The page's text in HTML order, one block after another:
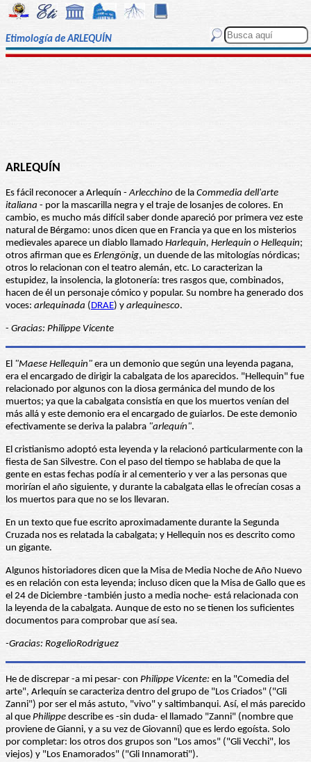
Etimología de ARLEQUÍN
ARLEQUÍN
Es fácil reconocer a Arlequín -Arlecchino de la Commedia dell'arte
italiana - por la mascarilla negra y el traje de losanjes de colores. En
cambio, es mucho más difícil saber donde apareció por primera vez este
natural de Bérgamo: unos dicen que en Francia ya que en los misterios
medievales aparece un diablo llamado Harlequin, Herlequin o Hellequin;
otros afirman que es Erlengönig, un duende de las mitologías nórdicas;
otros lo relacionan con el teatro alemán, etc. Lo caracterizan la
estupidez, la insolencia, la glotonería: tres rasgos que, combinados,
hacen de él un personaje cómico y popular. Su nombre ha generado dos
voces: arlequinada (DRAE) y arlequinesco.
- Gracias: Philippe Vicente
El "Maese Hellequin" era un demonio que según una leyenda pagana,
era el encargado de dirigir la cabalgata de los aparecidos. "Hellequin" fue
relacionado por algunos con la diosa germánica del mundo de los
muertos; ya que la cabalgata consistía en que los muertos venían del
más allá y este demonio era el encargado de guiarlos. De este demonio
efectivamente se deriva la palabra "arlequín".
El cristianismo adoptó esta leyenda y la relacionó particularmente con la
fiesta de San Silvestre. Con el paso del tiempo se hablaba de que la
gente en estas fechas podía ir al cementerio y ver a las personas que
morirían el año siguiente, y durante la cabalgata ellas le ofrecían cosas a
los muertos para que no se los llevaran.
En un texto que fue escrito aproximadamente durante la Segunda
Cruzada nos es relatada la cabalgata; y Hellequin nos es descrito como
un gigante.
Algunos historiadores dicen que la Misa de Media Noche de Año Nuevo
es en relación con esta leyenda; incluso dicen que la Misa de Gallo que es
el 24 de Diciembre -también justo a media noche- está relacionada con
la leyenda de la cabalgata. Aunque de esto no se tienen los suficientes
documentos para comprobar que así sea.
-Gracias: RogelioRodriguez
He de discrepar -a mi pesar- con Philippe Vicente: en la "Comedia del
arte", Arlequín se caracteriza dentro del grupo de "Los Criados" ("Gli
Zanni") por ser el más astuto, "vivo" y saltimbanqui. Así, el más parecido
al que Philippe describe es -sin duda- el llamado "Zanni" (nombre que
proviene de Gianni, y a su vez de Giovanni) que es lerdo egoísta. Solo
por completar: los otros dos grupos son "Los amos" ("Gli Vecchi", los
viejos) y "Los Enamorados" ("Gli Innamorati").